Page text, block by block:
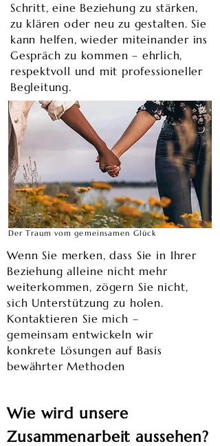
Schritt, eine Beziehung zu stärken,
zu klären oder neu zu gestalten. Sie
kann helfen, wieder miteinander ins
Gespräch zu kommen – ehrlich,
respektvoll und mit professioneller
Begleitung.
Der Traum vom gemeinsamen Glück
Wenn Sie merken, dass Sie in Ihrer
Beziehung alleine nicht mehr
weiterkommen, zögern Sie nicht,
sich Unterstützung zu holen.
Kontaktieren Sie mich –
gemeinsam entwickeln wir
konkrete Lösungen auf Basis
bewährter Methoden
Wie wird unsere
Zusammenarbeit aussehen?